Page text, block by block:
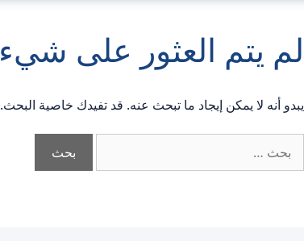
لم يتم العثور على شيء
يبدو أنه لا يمكن إيجاد ما تبحث عنه. قد تفيدك خاصية البحث.
عن: